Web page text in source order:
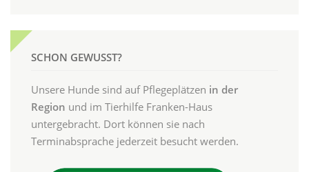
SCHON GEWUSST?
Unsere Hunde sind auf Pflegeplätzen in der
Region und im Tierhilfe Franken-Haus
untergebracht. Dort können sie nach
Terminabsprache jederzeit besucht werden.